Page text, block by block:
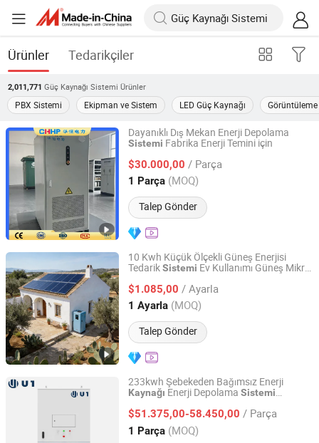
Ürünler Tedarikçiler
2,011,771 Güç Kaynağı Sistemi Ürünler
PBX Sistemi Ekipman ve Sistem LED Güç Kaynağı
Dayanıklı Dış Mekan Enerji Depolama
Sistemi Fabrika Enerji Temini için
$30.000,00 / Parça
1 Parça (MOQ)
Talep Gönder
Zhejiang Huaheng Electric Power Technology Co., Ltd.
Zhejiang, China Fiyat 2026
10 Kwh Küçük Ölçekli Güneş Enerjisi
TedarikSistemi Ev Kullanımı Güneş Mikro
$1.085,00 / Ayarla
1 Ayarla (MOQ)
Talep Gönder
Yihai New Material Technology (Suzhou) Co., Ltd.
Jiangsu, China Fiyat 2026
233kwh Şebekeden Bağımsız Enerji
Kaynağı Enerji Depolama Sistemi
$51.375,00-58.450,00 / Parça
1 Parça (MOQ)
Changsha U1 Technology Co., LTD
Hunan, China Fiyat 2024